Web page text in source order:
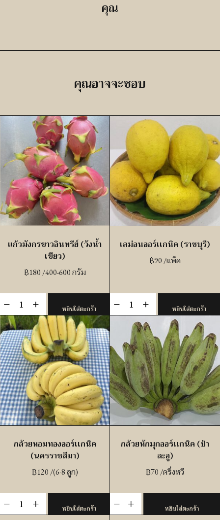
คุณ
คุณอาจจะชอบ
แก้วมังกรขาวอินทรีย์ (วังน้ำ
เขียว)
฿180 /400-600 กรัม
จำนวน
แก้วมังกร
ขาว
อินทรีย์
(วัง
น้ำ
เขียว)
ชิ้น
หยิบใส่ตะกร้า
เลม่อนออร์เเกนิค (ราชบุรี)
฿90 /แพ็ค
จำนวน
เล
ออร์เเก
นิค
(ราชบุรี)
ชิ้น
หยิบใส่ตะกร้า
กล้วยหอมทองออร์เเกนิค
(นครราชสีมา)
฿120 /(6-8 ลูก)
จำนวน
กล้วย
หยิบใส่ตะกร้า
กล้วยหักมุกออร์เเกนิค (ป่า
ละอู)
฿70 /ครึ่งหวี
จำนวน
กล้วย
หยิบใส่ตะกร้า